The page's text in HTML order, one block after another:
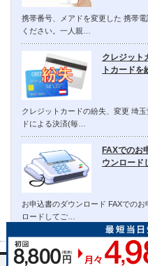
携帯番号、メアドを変更した 携帯
ください。一人親…
クレジット
トカード
クレジットカードの紛失、変更 埼
ドによる決済(毎…
FAXでのお
ウンロード
お申込書のダウンロード FAXでの
ロードしてご…